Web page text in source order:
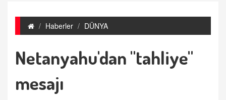
Haberler DÜNYA
Netanyahu'dan "tahliye"
mesajı